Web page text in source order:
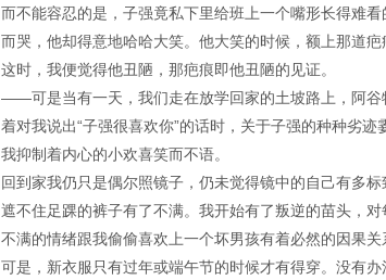
而不能容忍的是，子强竟私下里给班上一个嘴形长得难
而哭，他却得意地哈哈大笑。他大笑的时候，额上那道
这时，我便觉得他丑陋，那疤痕即他丑陋的见证。
——可是当有一天，我们走在放学回家的土坡路上，阿
着对我说出“子强很喜欢你”的话时，关于子强的种种劣迹
我抑制着内心的小欢喜笑而不语。
回到家我仍只是偶尔照镜子，仍未觉得镜中的自己有多
遮不住足踝的裤子有了不满。我开始有了叛逆的苗头，
不满的情绪跟我偷偷喜欢上一个坏男孩有着必然的因果关
可是，新衣服只有过年或端午节的时候才有得穿。没有